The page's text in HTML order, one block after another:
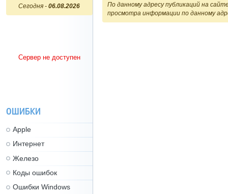
По данному адресу публикаций на
просмотра информации по данному
Сегодня -06.08.2026
Сервер не доступен
ОШИБКИ
Apple
Интернет
Железо
Коды ошибок
Ошибки Windows